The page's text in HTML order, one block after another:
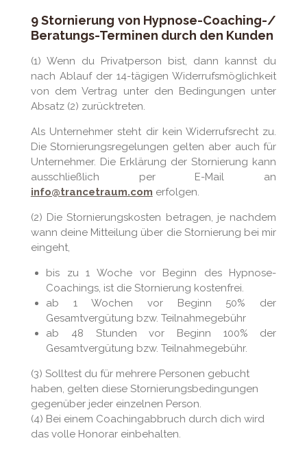
9Stornierung von Hypnose-Coaching-/
Beratungs-Terminen durch den Kunden
(1) Wenn du Privatperson bist, dann kannst du
nach Ablauf der 14-tägigen Widerrufsmöglichkeit
von dem Vertrag unter den Bedingungen unter
Absatz (2) zurücktreten.
Als Unternehmer steht dir kein Widerrufsrecht zu.
Die Stornierungsregelungen gelten aber auch für
Unternehmer. Die Erklärung der Stornierung kann
ausschließlich per E-Mail an
info@trancetraum.com erfolgen.
(2) Die Stornierungskosten betragen, je nachdem
wann deine Mitteilung über die Stornierung bei mir
eingeht,
bis zu 1 Woche vor Beginn des Hypnose-
Coachings, ist die Stornierung kostenfrei.
ab 1 Wochen vor Beginn 50% der
Gesamtvergütung bzw. Teilnahmegebühr
ab 48 Stunden vor Beginn 100% der
Gesamtvergütung bzw. Teilnahmegebühr.
(3) Solltest du für mehrere Personen gebucht
haben, gelten diese Stornierungsbedingungen
gegenüber jeder einzelnen Person.
(4) Bei einem Coachingabbruch durch dich wird
das volle Honorar einbehalten.